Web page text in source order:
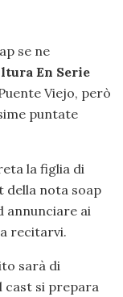
se ne
En Serie
Viejo, però
puntate
la figlia di
della nota soap
annunciare ai
recitarvi.
sarà di
cast si prepara